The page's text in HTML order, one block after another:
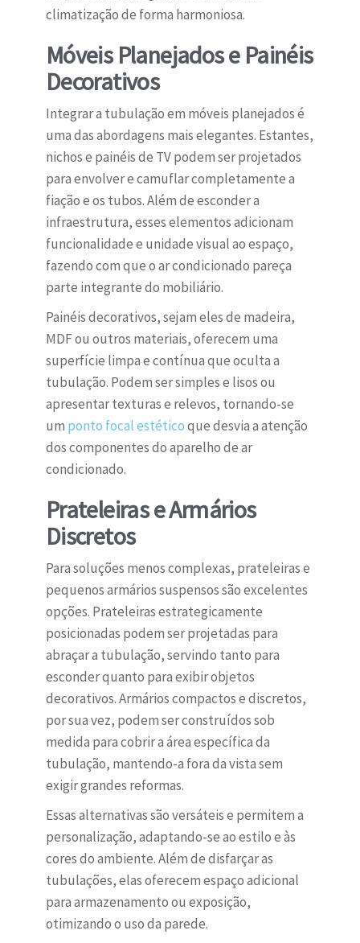
climatização de forma harmoniosa.
Móveis Planejados e Painéis
Decorativos
Integrar a tubulação em móveis planejados é
uma das abordagens mais elegantes. Estantes,
nichos e painéis de TV podem ser projetados
para envolver e camuflar completamente a
fiação e os tubos. Além de esconder a
infraestrutura, esses elementos adicionam
funcionalidade e unidade visual ao espaço,
fazendo com que o ar condicionado pareça
parte integrante do mobiliário.
Painéis decorativos, sejam eles de madeira,
MDF ou outros materiais, oferecem uma
superfície limpa e contínua que oculta a
tubulação. Podem ser simples e lisos ou
apresentar texturas e relevos, tornando-se
um ponto focal estéticoque desvia a atenção
dos componentes do aparelho de ar
condicionado.
Prateleiras e Armários
Discretos
Para soluções menos complexas, prateleiras e
pequenos armários suspensos são excelentes
opções. Prateleiras estrategicamente
posicionadas podem ser projetadas para
abraçar a tubulação, servindo tanto para
esconder quanto para exibir objetos
decorativos. Armários compactos e discretos,
por sua vez, podem ser construídos sob
medida para cobrir a área específica da
tubulação, mantendo-a fora da vista sem
exigir grandes reformas.
Essas alternativas são versáteis e permitem a
personalização, adaptando-se ao estilo e às
cores do ambiente. Além de disfarçar as
tubulações, elas oferecem espaço adicional
para armazenamento ou exposição,
otimizando o uso da parede.